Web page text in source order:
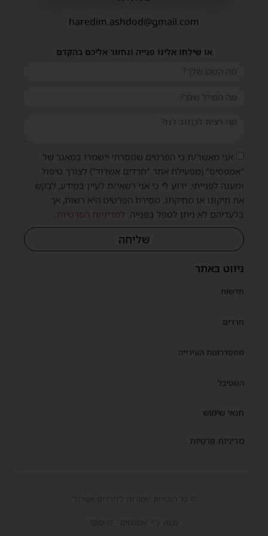
ניווט באתר
חדשות
חרדים
ממסדרונות העירייה
השטיבל
תנאי שימוש
מדיניות פרטיות
haredim.ashdod@gmail.com
או שילחו אלינו פנייה ונחזור אליכם בהקדם
אני מאשר/ת כי הפרטים שמסרתי יישמרו במאגר של
"אמפסיס" (מפעילת אתר "חרדים אשדוד") לצורך טיפול
ומענה לפנייתי. ידוע לי כי אני רשאי/ת לעיין במידע, לבקש
את תיקונו או מחיקתו. מסירת הפרטים היא רשות, אך
בלעדיהם לא ניתן לטפל בפנייה. למדיניות הפרטיות
שליחה
© כל הזכויות שמורות ל'חרדים אשדוד'
נבנה ע"י 'אמפסיס - פרסום'